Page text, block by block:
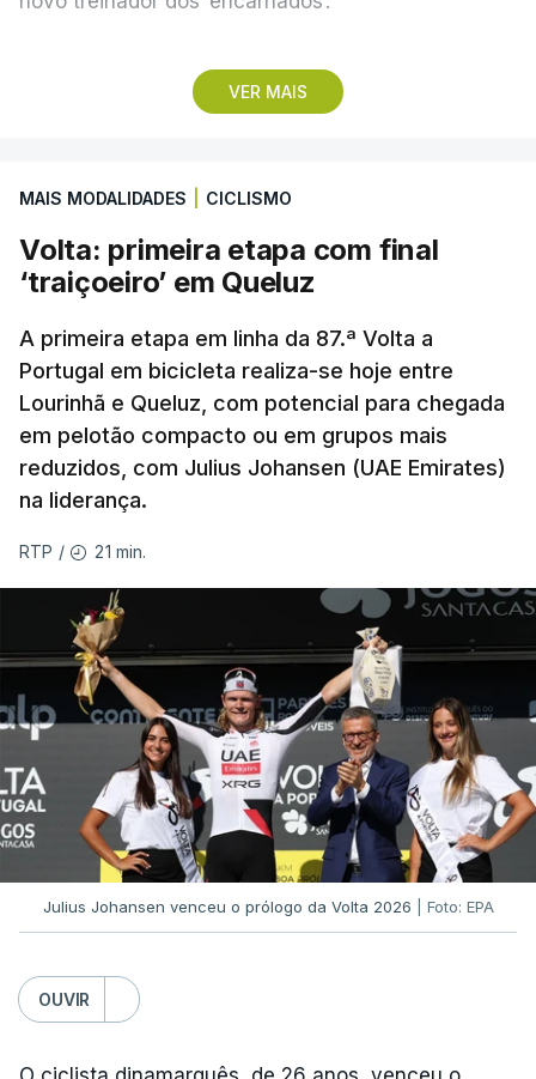
VER MAIS
Pela frente, as ‘águias’ vão ter agora o vice-
campeão escocês, que tem o português Cláudio
de serem eliminados pelos austríacos do Sturm
Graz, com um agregado de 6-0.
Caso se qualifique, o Benfica vai encontrar outra
equipa relegada da ‘Champions’, o derrotado do
encontro entre Aarhus, campeão dinamarquês, ou
o Sabah, campeão do Azerbaijão, sendo que, em
caso de afastamento, os 'encarnados' caem para o
play-off da Liga Conferência, encontrando os
estónios do Paide ou os austríacos do Rapid Viena.
arbitragem do romeno Marian Barbu, enquanto a
segunda mão está marcada para 13 de agosto, em
Edimburgo.
Na fase de liga da Liga Europa já está o Torreense,
único representante português com entrada direta,
graças à conquista da Taça de Portugal.
(Com Lusa)
MAIS MODALIDADES CICLISMO
Volta: primeira etapa com final
‘traiçoeiro’ em Queluz
A primeira etapa em linha da 87.ª Volta a
Portugal em bicicleta realiza-se hoje entre
Lourinhã e Queluz, com potencial para chegada
em pelotão compacto ou em grupos mais
reduzidos, com Julius Johansen (UAE Emirates)
na liderança.
RTP / 21 min.
Julius Johansen venceu o prólogo da Volta 2026 | Foto: EPA
OUVIR